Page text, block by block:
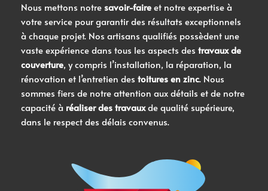
Nous mettons notre savoir-faire et notre expertise à
votre service pour garantir des résultats exceptionnels
à chaque projet. Nos artisans qualifiés possèdent une
vaste expérience dans tous les aspects des travaux de
couverture, y compris l’installation, la réparation, la
rénovation et l’entretien des toitures en zinc. Nous
sommes fiers de notre attention aux détails et de notre
capacité à réaliser des travauxde qualité supérieure,
dans le respect des délais convenus.